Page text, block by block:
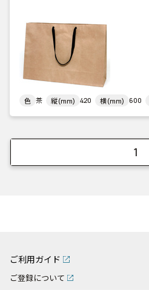
色 茶 縦(mm) 420 横(mm) 600
1
ご利用ガイド
ご登録について